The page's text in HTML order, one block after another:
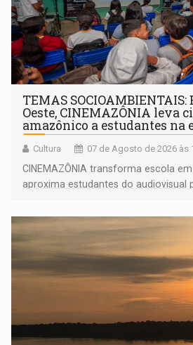
TEMAS
Oeste, CINEMAZÔNIA leva
amazônico a estudantes na
Cultura 07 de Agosto de 2026 às
CINEMAZÔNIA transforma escola
aproxima estudantes do audiovisual